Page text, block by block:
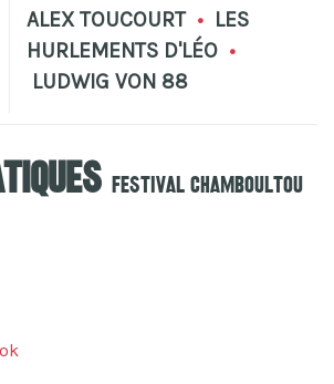
ALEX TOUCOURT • LES
HURLEMENTS D'LÉO •
LUDWIG VON 88
Festival Chamboultou